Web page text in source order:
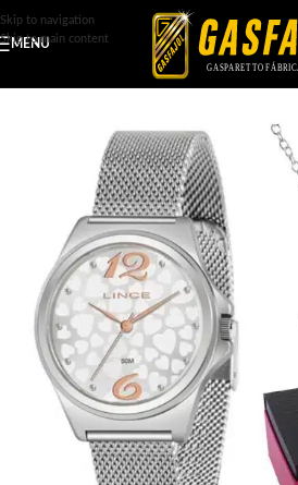
Skip to navigation
Skip to main content
MENU